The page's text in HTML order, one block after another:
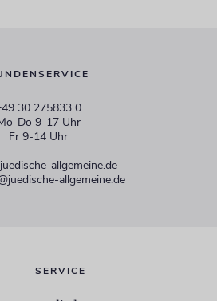
30 275833 0
Do 9-17 Uhr
Fr 9-14 Uhr
allgemeine.de
allgemeine.de
SERVICE